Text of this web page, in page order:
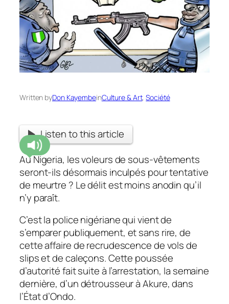
Written byDon KayembeinCulture & Art, Société
Listen to this article
Au Nigeria, les voleurs de sous-vêtements
seront-ils désormais inculpés pour tentative
de meurtre ? Le délit est moins anodin qu’il
n’y paraît.
C’est la police nigériane qui vient de
s’emparer publiquement, et sans rire, de
cette affaire de recrudescence de vols de
slips et de caleçons. Cette poussée
d’autorité fait suite à l’arrestation, la semaine
dernière, d’un détrousseur à Akure, dans
l’État d’Ondo.